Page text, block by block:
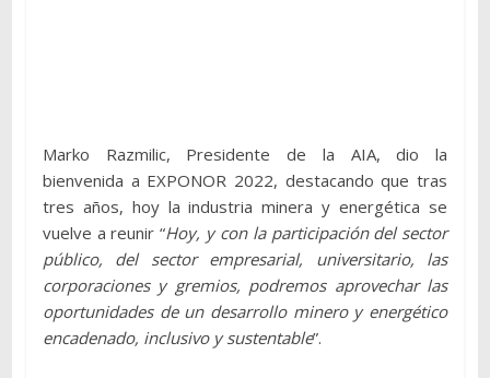
Marko Razmilic, Presidente de la AIA, dio la
bienvenida a EXPONOR 2022, destacando que tras
tres años, hoy la industria minera y energética se
vuelve a reunir “Hoy, y con la participación del sector
público, del sector empresarial, universitario, las
corporaciones y gremios, podremos aprovechar las
oportunidades de un desarrollo minero y energético
encadenado, inclusivo y sustentable”.